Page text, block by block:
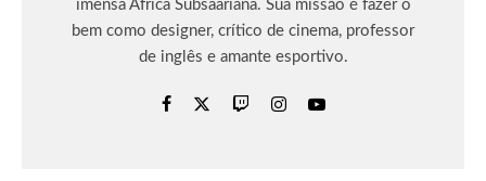
imensa África Subsaariana. Sua missão é fazer o
bem como designer, crítico de cinema, professor
de inglês e amante esportivo.